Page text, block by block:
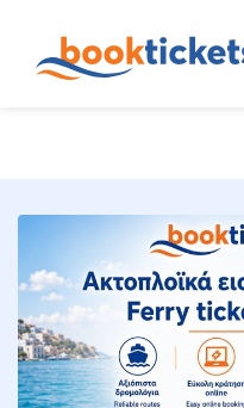
εισιτήρια πλοίων